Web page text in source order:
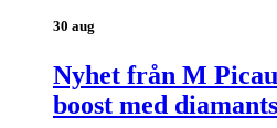
30 aug
Nyhet från M
boost med